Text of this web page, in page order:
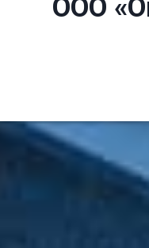
ООО